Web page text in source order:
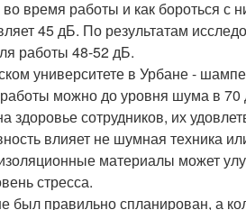
время работы и как бороться
45 дБ. По результатам
работы 48-52 дБ.
университете в Урбане -
можно до уровня шума в
здоровье сотрудников, их
влияет не шумная техника
материалы может
стресса.
был правильно спланирован, а